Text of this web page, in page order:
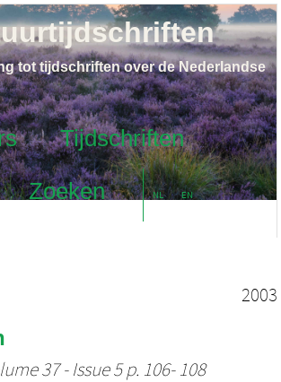
Tijdschriften
Zoeken NL EN
tot tijdschriften over de Nederlandse
2003
37 - Issue 5 p. 106- 108